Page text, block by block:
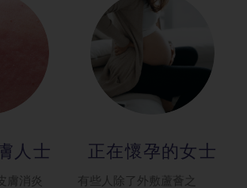
人士
膚消炎
正在懷孕的女士
有些人除了外敷蘆薈之